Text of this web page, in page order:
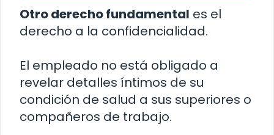
Otro derecho fundamental es el
derecho a la confidencialidad.
El empleado no está obligado a
revelar detalles íntimos de su
condición de salud a sus superiores o
compañeros de trabajo.